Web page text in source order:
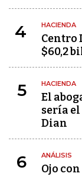
4 HACIENDA
Centro
$60,2
5 HACIENDA
El
sería
Dian
6 ANÁLISIS
Ojo